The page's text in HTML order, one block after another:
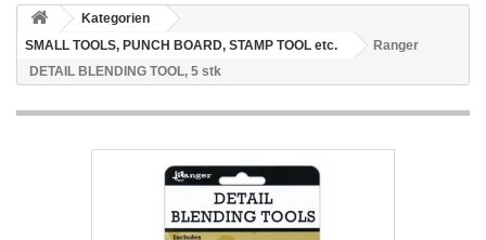
Kategorien
SMALL TOOLS, PUNCH BOARD, STAMP TOOL etc.
Ranger
DETAIL BLENDING TOOL, 5 stk